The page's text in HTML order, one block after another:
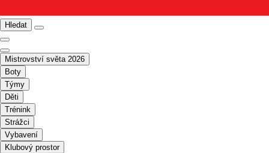
Hledat
Mistrovství světa 2026
Boty
Týmy
Děti
Trénink
Strážci
Vybavení
Klubový prostor